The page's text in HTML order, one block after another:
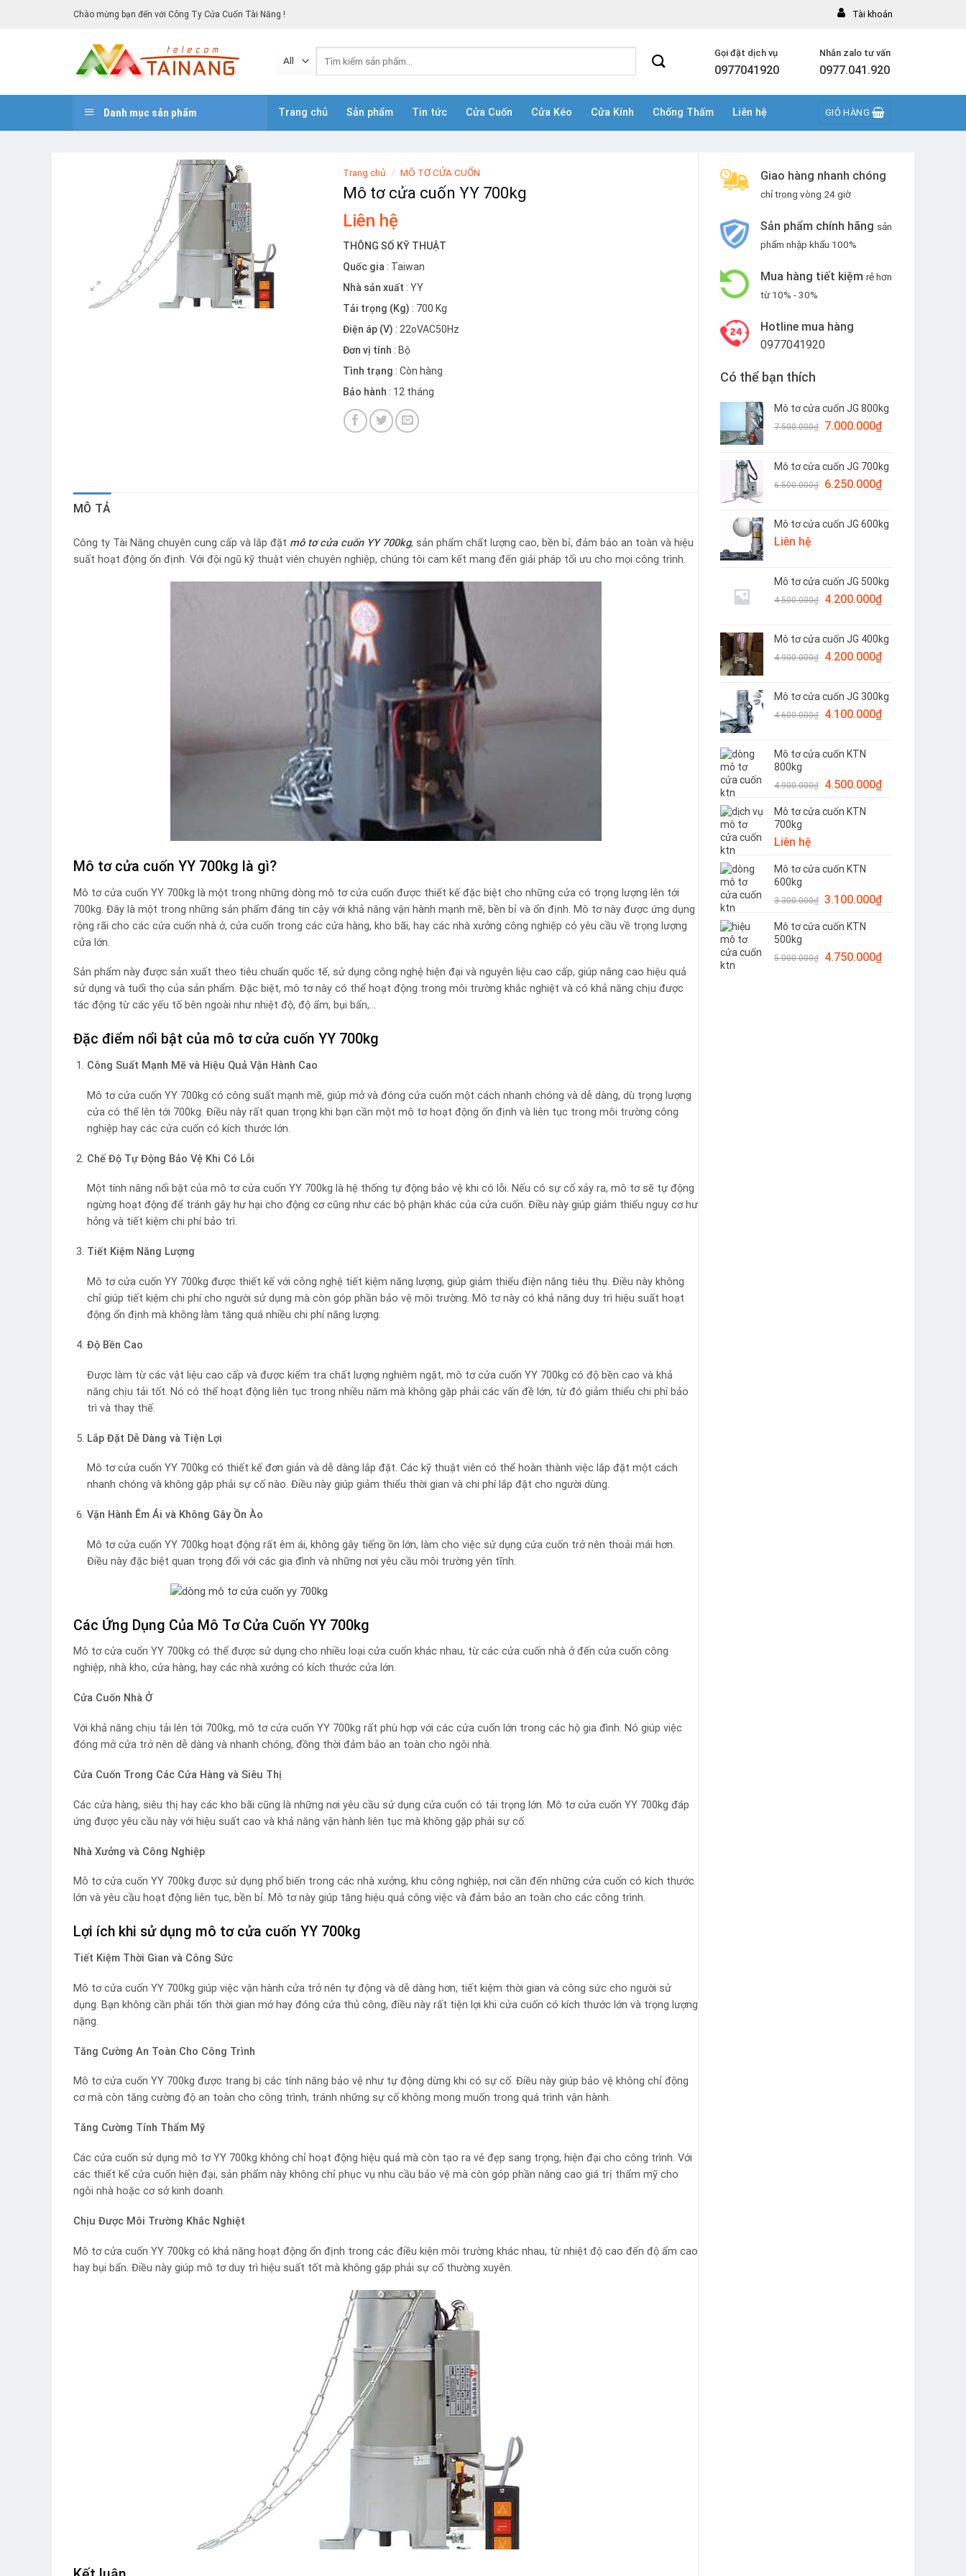
Chào mừng bạn đến với Công Ty Cửa Cuốn Tài Năng ! Tài khoản
Gọi đặt dịch vụ
0977041920
Nhắn zalo tư vấn
0977.041.920
Danh mục sản phẩm Trang chủ Sản phẩm Tin tức Cửa Cuốn Cửa Kéo Cửa Kính Chống Thấm Liên hệ GIỎ HÀNG
Giao hàng nhanh chóng
chỉ trong vòng 24 giờ
Sản phẩm chính hãng sản
phẩm nhập khẩu 100%
Mua hàng tiết kiệm rẻ hơn
từ 10% - 30%
Hotline mua hàng
0977041920
Có thể bạn thích
Mô tơ cửa cuốn JG 800kg
7.500.000₫
Giá
7.500.000₫.
7.000.000₫Giá
là:
7.000.000₫.
Mô tơ cửa cuốn JG 700kg
6.500.000₫
Giá
6.500.000₫.
6.250.000₫Giá
là:
Mô tơ cửa cuốn JG 600kg
Liên hệ
Mô tơ cửa cuốn JG 500kg
4.500.000₫
Giá
4.500.000₫.
4.200.000₫Giá
là:
4.200.000₫.
Mô tơ cửa cuốn JG 400kg
4.900.000₫
Giá
4.900.000₫.
4.200.000₫Giá
là:
4.200.000₫.
Mô tơ cửa cuốn JG 300kg
4.600.000₫
Giá
4.600.000₫.
4.100.000₫Giá
Mô tơ cửa cuốn KTN
800kg
4.900.000₫
Giá
là:
4.500.000₫Giá
Mô tơ cửa cuốn KTN
700kg
Liên hệ
Mô tơ cửa cuốn KTN
600kg
3.300.000₫ Giá
là:
3.100.000₫Giá
3.100.000₫.
Mô tơ cửa cuốn KTN
500kg
5.000.000₫
Giá
4.750.000₫Giá
Trang chủ / MÔ TƠ CỬA CUỐN
Mô tơ cửa cuốn YY 700kg
Liên hệ
THÔNG SỐ KỸ THUẬT
Quốc gia : Taiwan
Nhà sản xuất : YY
Tải trọng (Kg) : 700 Kg
Điện áp (V) : 22oVAC50Hz
Đơn vị tính : Bộ
Tình trạng : Còn hàng
Bảo hành : 12 tháng
MÔ TẢ
Công ty Tài Năng chuyên cung cấp và lắp đặt mô tơ cửa cuốn YY 700kg, sản phẩm chất lượng cao, bền bỉ, đảm bảo an toàn và hiệu
suất hoạt động ổn định. Với đội ngũ kỹ thuật viên chuyên nghiệp, chúng tôi cam kết mang đến giải pháp tối ưu cho mọi công trình.
Mô tơ cửa cuốn YY 700kg là gì?
Mô tơ cửa cuốn YY 700kg là một trong những dòng mô tơ cửa cuốn được thiết kế đặc biệt cho những cửa có trọng lượng lên tới
700kg. Đây là một trong những sản phẩm đáng tin cậy với khả năng vận hành mạnh mẽ, bền bỉ và ổn định. Mô tơ này được ứng dụng
rộng rãi cho các cửa cuốn nhà ở, cửa cuốn trong các cửa hàng, kho bãi, hay các nhà xưởng công nghiệp có yêu cầu về trọng lượng
cửa lớn.
Sản phẩm này được sản xuất theo tiêu chuẩn quốc tế, sử dụng công nghệ hiện đại và nguyên liệu cao cấp, giúp nâng cao hiệu quả
sử dụng và tuổi thọ của sản phẩm. Đặc biệt, mô tơ này có thể hoạt động trong môi trường khắc nghiệt và có khả năng chịu được
tác động từ các yếu tố bên ngoài như nhiệt độ, độ ẩm, bụi bẩn,…
Đặc điểm nổi bật của mô tơ cửa cuốn YY 700kg
Công Suất Mạnh Mẽ và Hiệu Quả Vận Hành Cao
Mô tơ cửa cuốn YY 700kg có công suất mạnh mẽ, giúp mở và đóng cửa cuốn một cách nhanh chóng và dễ dàng, dù trọng lượng
cửa có thể lên tới 700kg. Điều này rất quan trọng khi bạn cần một mô tơ hoạt động ổn định và liên tục trong môi trường công
nghiệp hay các cửa cuốn có kích thước lớn.
Chế Độ Tự Động Bảo Vệ Khi Có Lỗi
Một tính năng nổi bật của mô tơ cửa cuốn YY 700kg là hệ thống tự động bảo vệ khi có lỗi. Nếu có sự cố xảy ra, mô tơ sẽ tự động
ngừng hoạt động để tránh gây hư hại cho động cơ cũng như các bộ phận khác của cửa cuốn. Điều này giúp giảm thiểu nguy cơ hư
hỏng và tiết kiệm chi phí bảo trì.
Tiết Kiệm Năng Lượng
Mô tơ cửa cuốn YY 700kg được thiết kế với công nghệ tiết kiệm năng lượng, giúp giảm thiểu điện năng tiêu thụ. Điều này không
chỉ giúp tiết kiệm chi phí cho người sử dụng mà còn góp phần bảo vệ môi trường. Mô tơ này có khả năng duy trì hiệu suất hoạt
động ổn định mà không làm tăng quá nhiều chi phí năng lượng.
Độ Bền Cao
Được làm từ các vật liệu cao cấp và được kiểm tra chất lượng nghiêm ngặt, mô tơ cửa cuốn YY 700kg có độ bền cao và khả
năng chịu tải tốt. Nó có thể hoạt động liên tục trong nhiều năm mà không gặp phải các vấn đề lớn, từ đó giảm thiểu chi phí bảo
trì và thay thế.
Lắp Đặt Dễ Dàng và Tiện Lợi
Mô tơ cửa cuốn YY 700kg có thiết kế đơn giản và dễ dàng lắp đặt. Các kỹ thuật viên có thể hoàn thành việc lắp đặt một cách
nhanh chóng và không gặp phải sự cố nào. Điều này giúp giảm thiểu thời gian và chi phí lắp đặt cho người dùng.
Vận Hành Êm Ái và Không Gây Ồn Ào
Mô tơ cửa cuốn YY 700kg hoạt động rất êm ái, không gây tiếng ồn lớn, làm cho việc sử dụng cửa cuốn trở nên thoải mái hơn.
Điều này đặc biệt quan trọng đối với các gia đình và những nơi yêu cầu môi trường yên tĩnh.
Các Ứng Dụng Của Mô Tơ Cửa Cuốn YY 700kg
Mô tơ cửa cuốn YY 700kg có thể được sử dụng cho nhiều loại cửa cuốn khác nhau, từ các cửa cuốn nhà ở đến cửa cuốn công
nghiệp, nhà kho, cửa hàng, hay các nhà xưởng có kích thước cửa lớn.
Cửa Cuốn Nhà Ở
Với khả năng chịu tải lên tới 700kg, mô tơ cửa cuốn YY 700kg rất phù hợp với các cửa cuốn lớn trong các hộ gia đình. Nó giúp việc
đóng mở cửa trở nên dễ dàng và nhanh chóng, đồng thời đảm bảo an toàn cho ngôi nhà.
Cửa Cuốn Trong Các Cửa Hàng và Siêu Thị
Các cửa hàng, siêu thị hay các kho bãi cũng là những nơi yêu cầu sử dụng cửa cuốn có tải trọng lớn. Mô tơ cửa cuốn YY 700kg đáp
ứng được yêu cầu này với hiệu suất cao và khả năng vận hành liên tục mà không gặp phải sự cố.
Nhà Xưởng và Công Nghiệp
Mô tơ cửa cuốn YY 700kg được sử dụng phổ biến trong các nhà xưởng, khu công nghiệp, nơi cần đến những cửa cuốn có kích thước
lớn và yêu cầu hoạt động liên tục, bền bỉ. Mô tơ này giúp tăng hiệu quả công việc và đảm bảo an toàn cho các công trình.
Lợi ích khi sử dụng mô tơ cửa cuốn YY 700kg
Tiết Kiệm Thời Gian và Công Sức
Mô tơ cửa cuốn YY 700kg giúp việc vận hành cửa trở nên tự động và dễ dàng hơn, tiết kiệm thời gian và công sức cho người sử
dụng. Bạn không cần phải tốn thời gian mở hay đóng cửa thủ công, điều này rất tiện lợi khi cửa cuốn có kích thước lớn và trọng lượng
nặng.
Tăng Cường An Toàn Cho Công Trình
Mô tơ cửa cuốn YY 700kg được trang bị các tính năng bảo vệ như tự động dừng khi có sự cố. Điều này giúp bảo vệ không chỉ động
cơ mà còn tăng cường độ an toàn cho công trình, tránh những sự cố không mong muốn trong quá trình vận hành.
Tăng Cường Tính Thẩm Mỹ
Các cửa cuốn sử dụng mô tơ YY 700kg không chỉ hoạt động hiệu quả mà còn tạo ra vẻ đẹp sang trọng, hiện đại cho công trình. Với
các thiết kế cửa cuốn hiện đại, sản phẩm này không chỉ phục vụ nhu cầu bảo vệ mà còn góp phần nâng cao giá trị thẩm mỹ cho
ngôi nhà hoặc cơ sở kinh doanh.
Chịu Được Môi Trường Khắc Nghiệt
Mô tơ cửa cuốn YY 700kg có khả năng hoạt động ổn định trong các điều kiện môi trường khác nhau, từ nhiệt độ cao đến độ ẩm cao
hay bụi bẩn. Điều này giúp mô tơ duy trì hiệu suất tốt mà không gặp phải sự cố thường xuyên.